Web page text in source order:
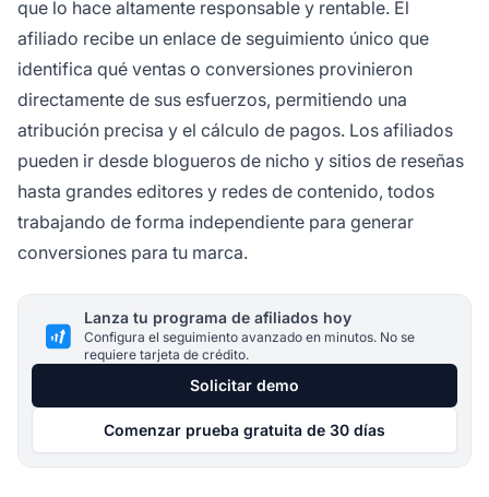
que lo hace altamente responsable y rentable. El
afiliado recibe un enlace de seguimiento único que
identifica qué ventas o conversiones provinieron
directamente de sus esfuerzos, permitiendo una
atribución precisa y el cálculo de pagos. Los afiliados
pueden ir desde blogueros de nicho y sitios de reseñas
hasta grandes editores y redes de contenido, todos
trabajando de forma independiente para generar
conversiones para tu marca.
Lanza tu programa de afiliados hoy
Configura el seguimiento avanzado en minutos. No se
requiere tarjeta de crédito.
Solicitar demo
Comenzar prueba gratuita de 30 días